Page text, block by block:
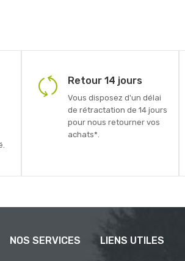
Retour 14 jours
Vous disposez d'un délai
de rétractation de 14 jours
pour nous retourner vos
achats*.
NOS SERVICES LIENS UTILES